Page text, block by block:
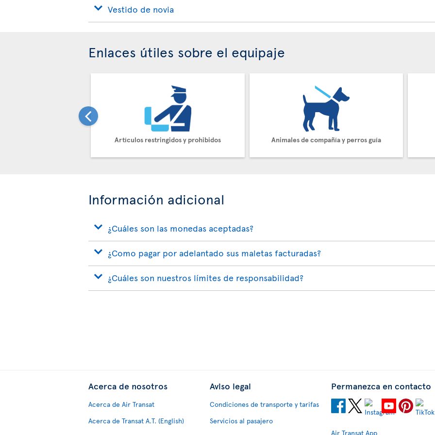
Vestido de novia
Enlaces útiles sobre el equipaje
Artículos restringidos y prohibidos Animales de compañía y perros guía
Información adicional
¿Cuáles son las monedas aceptadas?
¿Como pagar por adelantado sus maletas facturadas?
¿Cuáles son nuestros límites de responsabilidad?
Acerca de nosotros
Acerca de Air Transat
Acerca de Transat A.T. (English)
Aviso legal
Condiciones de transporte y tarifas
Servicios al pasajero
Permanezca en contacto
Air Transat App